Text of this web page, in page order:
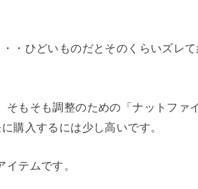
・ひどいものだとそのくらいズレ
もそも調整のための「ナットファイ
購入するには少し高いです。
テムです。